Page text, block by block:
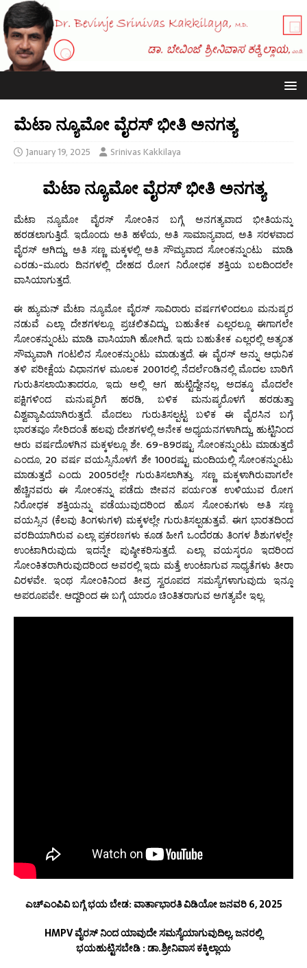
ಮೆಟಾ ನ್ಯೂಮೋ ವೈರಸ್ ಭೀತಿ ಅನಗತ್ಯ
January 19, 2025 Srinivas Kakkilaya
ಮೆಟಾ ನ್ಯೂಮೋ ವೈರಸ್ ಭೀತಿ ಅನಗತ್ಯ
ಮೆಟಾ ನ್ಯೂಮೋ ವೈರಸ್ ಸೋಂಕಿನ ಬಗ್ಗೆ ಅನಗತ್ಯವಾದ ಭೀತಿಯನ್ನು
ಹರಡಲಾಗುತ್ತಿದೆ. ಇದೊಂದು ಅತಿ ಹಳೆಯ, ಅತಿ ಸಾಮಾನ್ಯವಾದ, ಅತಿ ಸರಳವಾದ
ವೈರಸ್ ಆಗಿದ್ದು, ಅತಿ ಸಣ್ಣ ಮಕ್ಕಳಲ್ಲಿ ಅತಿ ಸೌಮ್ಯವಾದ ಸೋಂಕನ್ನುಂಟು ಮಾಡಿ
ಎರಡು-ಮೂರು ದಿನಗಳಲ್ಲಿ ದೇಹದ ರೋಗ ನಿರೋಧಕ ಶಕ್ತಿಯ ಬಲದಿಂದಲೇ
ವಾಸಿಯಾಗುತ್ತದೆ.
ಈ ಹ್ಯುಮನ್ ಮೆಟಾ ನ್ಯೂಮೋ ವೈರಸ್ ಸಾವಿರಾರು ವರ್ಷಗಳಿಂದಲೂ ಮನುಷ್ಯರ
ನಡುವೆ ಎಲ್ಲಾ ದೇಶಗಳಲ್ಲೂ ಪ್ರಚಲಿತವಿದ್ದು, ಬಹುತೇಕ ಎಲ್ಲರಲ್ಲೂ ಈಗಾಗಲೇ
ಸೋಂಕನ್ನುಂಟು ಮಾಡಿ ವಾಸಿಯಾಗಿ ಹೋಗಿದೆ. ಇದು ಬಹುತೇಕ ಎಲ್ಲರಲ್ಲಿ ಅತ್ಯಂತ
ಸೌಮ್ಯವಾಗಿ ಗಂಟಲಿನ ಸೋಂಕನ್ನುಂಟು ಮಾಡುತ್ತದೆ. ಈ ವೈರಸ್ ಅನ್ನು ಆಧುನಿಕ
ತಳಿ ಪರೀಕ್ಷೆಯ ವಿಧಾನಗಳ ಮೂಲಕ 2001ರಲ್ಲಿ ನೆದರ್ಲೆಂಡಿನಲ್ಲಿ ಮೊದಲ ಬಾರಿಗೆ
ಗುರುತಿಸಲಾಯಿತಾದರೂ, ಇದು ಅಲ್ಲಿ ಆಗ ಹುಟ್ಟಿದ್ದೇನಲ್ಲ, ಅದಕ್ಕೂ ಮೊದಲೇ
ಪಕ್ಷಿಗಳಿಂದ ಮನುಷ್ಯರಿಗೆ ಹರಡಿ, ಬಳಿಕ ಮನುಷ್ಯರೊಳಗೆ ಹರಡುತ್ತಾ
ವಿಶ್ವವ್ಯಾಪಿಯಾಗಿರುತ್ತದೆ. ಮೊದಲು ಗುರುತಿಸಲ್ಪಟ್ಟ ಬಳಿಕ ಈ ವೈರಸಿನ ಬಗ್ಗೆ
ಭಾರತವೂ ಸೇರಿದಂತೆ ಹಲವು ದೇಶಗಳಲ್ಲಿ ಅನೇಕ ಅಧ್ಯಯನಗಳಾಗಿದ್ದು, ಹುಟ್ಟಿನಿಂದ
ಆರು ವರ್ಷದೊಳಗಿನ ಮಕ್ಕಳಲ್ಲೂ ಶೇ. 69-89ರಷ್ಟು ಸೋಂಕನ್ನುಂಟು ಮಾಡುತ್ತದೆ
ಎಂದೂ, 20 ವರ್ಷ ವಯಸ್ಸಿನೊಳಗೆ ಶೇ 100ರಷ್ಟು ಮಂದಿಯಲ್ಲಿ ಸೋಂಕನ್ನುಂಟು
ಮಾಡುತ್ತದೆ ಎಂದು 2005ರಲ್ಲೇ ಗುರುತಿಸಲಾಗಿತ್ತು. ಸಣ್ಣ ಮಕ್ಕಳಾಗಿರುವಾಗಲೇ
ಹೆಚ್ಚಿನವರು ಈ ಸೋಂಕನ್ನು ಪಡೆದು ಜೀವನ ಪರ್ಯಂತ ಉಳಿಯುವ ರೋಗ
ನಿರೋಧಕ ಶಕ್ತಿಯನ್ನು ಪಡೆಯುವುದರಿಂದ ಹೊಸ ಸೋಂಕುಗಳು ಅತಿ ಸಣ್ಣ
ವಯಸ್ಸಿನ (ಕೆಲವು ತಿಂಗಳುಗಳ) ಮಕ್ಕಳಲ್ಲೇ ಗುರುತಿಸಲ್ಪಡುತ್ತವೆ. ಈಗ ಭಾರತದಿಂದ
ವರದಿಯಾಗಿರುವ ಎಲ್ಲಾ ಪ್ರಕರಣಗಳು ಕೂಡ ಹೀಗೆ ಒಂದೆರಡು ತಿಂಗಳ ಶಿಶುಗಳಲ್ಲೇ
ಉಂಟಾಗಿರುವುದು ಇದನ್ನೇ ಪುಷ್ಠೀಕರಿಸುತ್ತದೆ. ಎಲ್ಲಾ ವಯಸ್ಕರೂ ಇದರಿಂದ
ಸೋಂಕಿತರಾಗಿರುವುದರಿಂದ ಅವರಲ್ಲಿ ಇದು ಮತ್ತೆ ಉಂಟಾಗುವ ಸಾಧ್ಯತೆಗಳು ತೀರಾ
ವಿರಳವೇ. ಇಂಥ ಸೋಂಕಿನಿಂದ ತೀವ್ರ ಸ್ವರೂಪದ ಸಮಸ್ಯೆಗಳಾಗುವುದು ಇನ್ನೂ
ಅಪರೂಪವೇ. ಆದ್ದರಿಂದ ಈ ಬಗ್ಗೆ ಯಾರೂ ಚಿಂತಿತರಾಗುವ ಅಗತ್ಯವೇ ಇಲ್ಲ.
ಎಚ್‌ಎಂಪಿವಿ ಬಗ್ಗೆ ಭಯ ಬೇಡ: ವಾರ್ತಾಭಾರತಿ ವಿಡಿಯೋ ಜನವರಿ 6, 2025
HMPV ವೈರಸ್ ನಿಂದ ಯಾವುದೇ ಸಮಸ್ಯೆಯಾಗುವುದಿಲ್ಲ, ಜನರಲ್ಲಿ
ಭಯಹುಟ್ಟಿಸಬೇಡಿ : ಡಾ.ಶ್ರೀನಿವಾಸ ಕಕ್ಕಿಲ್ಲಾಯ